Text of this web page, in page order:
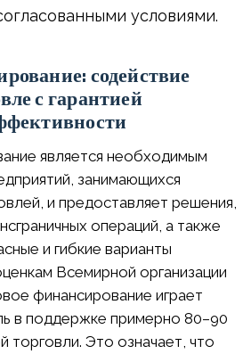
условиями.
содействие
с гарантией
является необходимым
занимающихся
и предоставляет решения,
операций, а также
и гибкие варианты
Всемирной организации
финансирование играет
в поддержке примерно 80–90
торговли. Это означает, что